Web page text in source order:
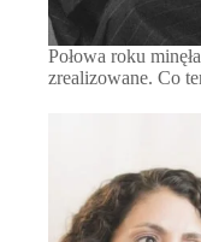
Połowa roku
zrealizowane. Co